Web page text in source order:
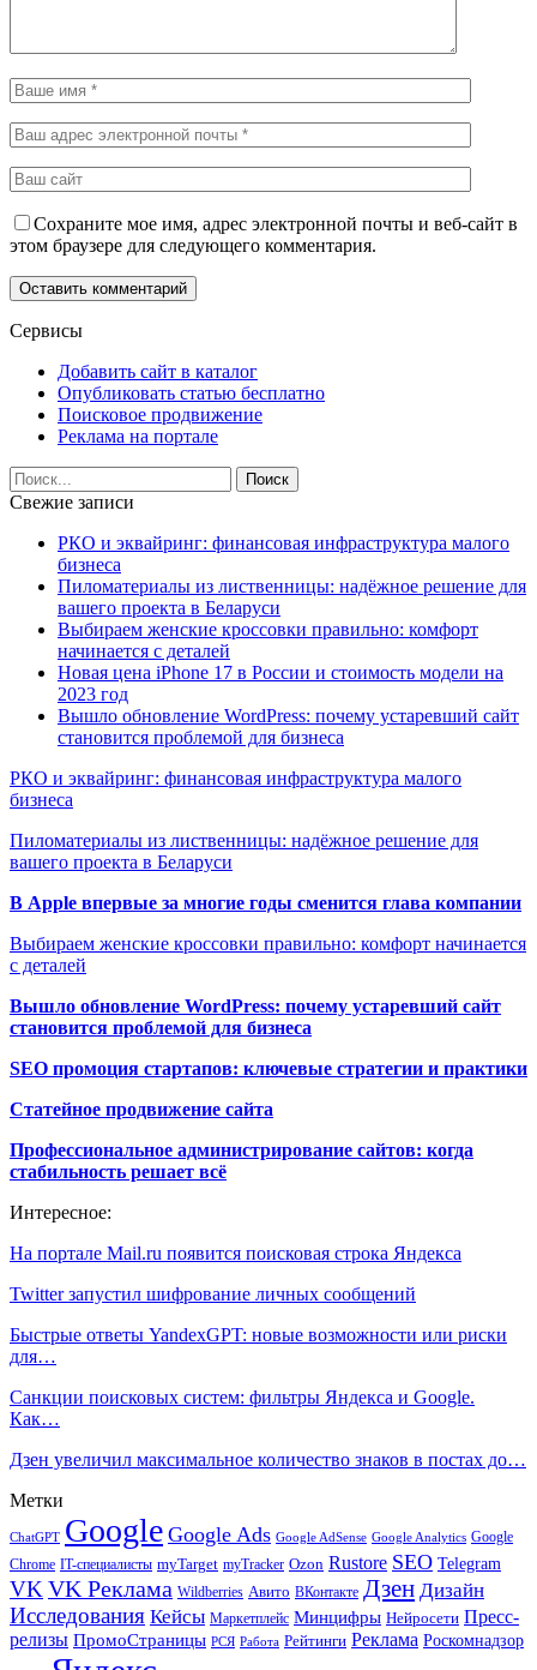
Сохраните мое имя, адрес электронной почты и веб-сайт в
этом браузере для следующего комментария.
Сервисы
Добавить сайт в каталог
Опубликовать статью бесплатно
Поисковое продвижение
Реклама на портале
Свежие записи
РКО и эквайринг: финансовая инфраструктура малого
бизнеса
Пиломатериалы из лиственницы: надёжное решение для
вашего проекта в Беларуси
Выбираем женские кроссовки правильно: комфорт
начинается с деталей
Новая цена iPhone 17 в России и стоимость модели на
2023 год
Вышло обновление WordPress: почему устаревший сайт
становится проблемой для бизнеса
РКО и эквайринг: финансовая инфраструктура малого
бизнеса
Пиломатериалы из лиственницы: надёжное решение для
вашего проекта в Беларуси
В Apple впервые за многие годы сменится глава компании
Выбираем женские кроссовки правильно: комфорт начинается
с деталей
Вышло обновление WordPress: почему устаревший сайт
становится проблемой для бизнеса
SEO промоция стартапов: ключевые стратегии и практики
Статейное продвижение сайта
Профессиональное администрирование сайтов: когда
стабильность решает всё
Интересное:
На портале Mail.ru появится поисковая строка Яндекса
Twitter запустил шифрование личных сообщений
Быстрые ответы YandexGPT: новые возможности или риски
для…
Санкции поисковых систем: фильтры Яндекса и Google.
Как…
Дзен увеличил максимальное количество знаков в постах до…
Метки
ChatGPT Google Google Ads Google AdSense Google Analytics Google
Chrome IT-специалисты myTarget myTracker Ozon Rustore SEO Telegram
VK VK Реклама Wildberries Авито ВКонтакте Дзен Дизайн
Исследования Кейсы Маркетплейс Минцифры Нейросети Пресс-
релизы ПромоСтраницы РСЯ Работа Рейтинги Реклама Роскомнадзор